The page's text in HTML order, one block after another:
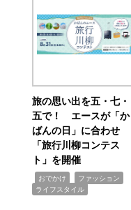
旅の思い出を五・七・
五で！ エースが「か
ばんの日」に合わせ
「旅行川柳コンテス
ト」を開催
おでかけ ファッション
ライフスタイル